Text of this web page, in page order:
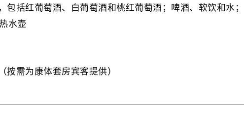
包括红葡萄酒、白葡萄酒和桃红葡萄酒；啤酒、软饮和水
水壶
需为康体套房宾客提供）